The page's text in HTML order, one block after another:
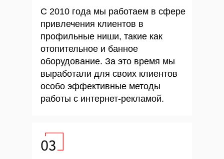
С 2010 года мы работаем в сфере
привлечения клиентов в
профильные ниши, такие как
отопительное и банное
оборудование. За это время мы
выработали для своих клиентов
особо эффективные методы
работы с интернет-рекламой.